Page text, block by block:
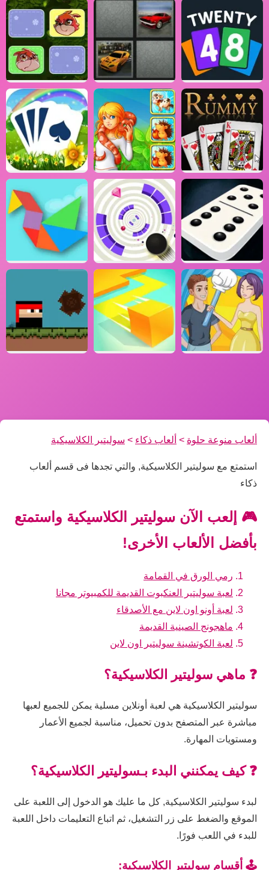
ألعاب منوعة حلوة > ألعاب ذكاء > سوليتير الكلاسيكية
استمتع مع سوليتير الكلاسيكية, والتي تجدها فى قسم ألعاب
ذكاء
🎮 إلعب الآن سوليتير الكلاسيكية واستمتع
بأفضل الألعاب الأخرى!
رمي الورق في القمامة
لعبة سوليتير العنكبوت القديمة للكمبيوتر مجانا
لعبة أونو اون لاين مع الأصدقاء
ماهجونج الصينية القديمة
لعبة الكوتشينة سوليتير اون لاين
❓ ماهي سوليتير الكلاسيكية؟
سوليتير الكلاسيكية هي لعبة أونلاين مسلية يمكن للجميع لعبها
مباشرة عبر المتصفح بدون تحميل، مناسبة لجميع الأعمار
ومستويات المهارة.
❓ كيف يمكنني البدء بـسوليتير الكلاسيكية؟
لبدء سوليتير الكلاسيكية, كل ما عليك هو الدخول إلى اللعبة على
الموقع والضغط على زر التشغيل، ثم اتباع التعليمات داخل اللعبة
للبدء في اللعب فورًا.
🕹️ أقسام سوليتير الكلاسيكية: